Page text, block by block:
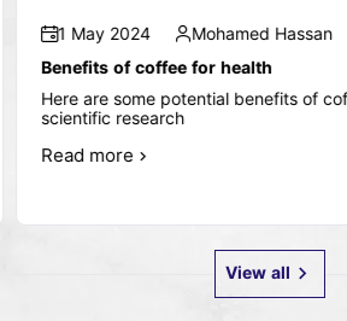
1 May 2024
Mohamed Hassan
Benefits of coffee for health
Here are some potential benefits of
scientific research
Read more
View all